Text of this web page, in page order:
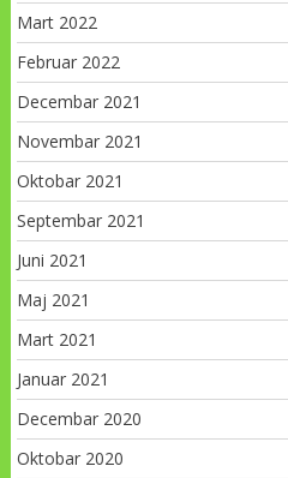
Mart 2022
Februar 2022
Decembar 2021
Novembar 2021
Oktobar 2021
Septembar 2021
Juni 2021
Maj 2021
Mart 2021
Januar 2021
Decembar 2020
Oktobar 2020